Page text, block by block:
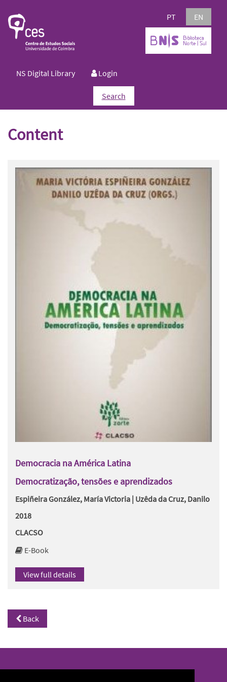
PT EN
NS Digital Library Login
Search
Content
Democracia na América Latina
Democratização, tensões e aprendizados
Espiñeira González, María Victoria | Uzêda da Cruz, Danilo
2018
CLACSO
E-Book
View full details
Back